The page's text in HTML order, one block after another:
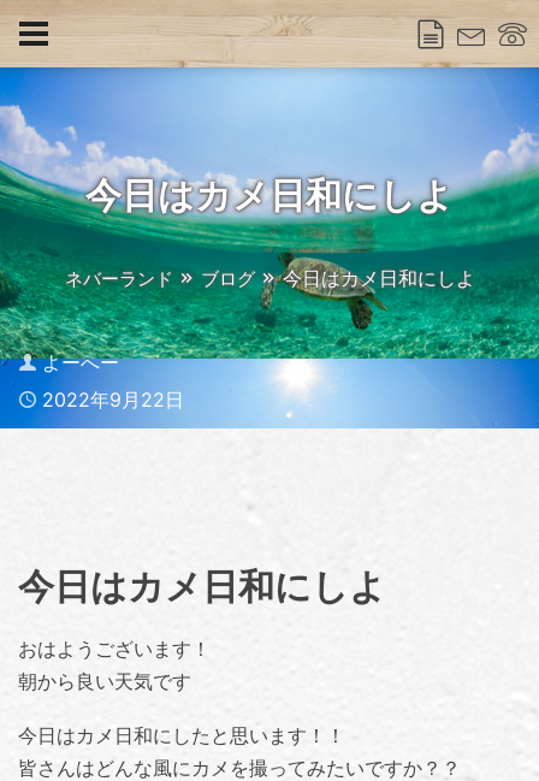
今日はカメ日和にしよ
ネバーランド ブログ 今日はカメ日和にしよ
Author
よーへー
Published
2022年9月22日
今日はカメ日和にしよ
おはようございます！
朝から良い天気です
今日はカメ日和にしたと思います！！
皆さんはどんな風にカメを撮ってみたいですか？？